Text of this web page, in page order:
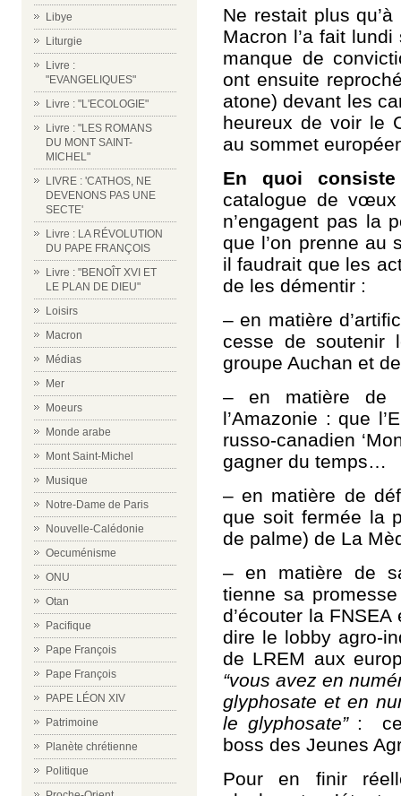
Libye
Liturgie
Livre :
"EVANGELIQUES"
Livre : "L'ECOLOGIE"
Livre : "LES ROMANS
DU MONT SAINT-
MICHEL"
LIVRE : 'CATHOS, NE
DEVENONS PAS UNE
SECTE'
Livre : LA RÉVOLUTION
DU PAPE FRANÇOIS
Livre : "BENOÎT XVI ET
LE PLAN DE DIEU"
Loisirs
Macron
Médias
Mer
Moeurs
Monde arabe
Mont Saint-Michel
Musique
Notre-Dame de Paris
Nouvelle-Calédonie
Oecuménisme
ONU
Otan
Pacifique
Pape François
Pape François
PAPE LÉON XIV
Patrimoine
Planète chrétienne
Politique
Ne restait plus
Macron l’a fait
manque de
ont ensuite
atone) devant les
heureux de voir le
au sommet
En quoi
catalogue de
n’engagent pas la
que l’on prenne au
il faudrait que les
de les démentir :
– en matière
cesse de soutenir
groupe Auchan et
– en matière de
l’Amazonie : que
russo-canadien
gagner du temps…
– en matière de
que soit fermée la
de palme) de La
– en matière de
tienne sa
d’écouter la
dire le lobby agro-
de LREM aux
“vous avez en
glyphosate et en
le glyphosate”: ce
boss des Jeunes
Pour en finir